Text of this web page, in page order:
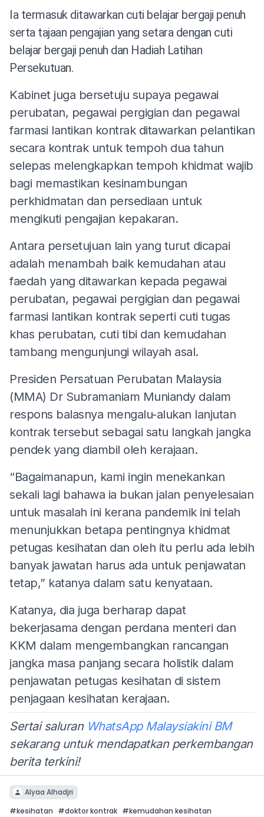
Ia termasuk ditawarkan cuti belajar bergaji penuh
serta tajaan pengajian yang setara dengan cuti
belajar bergaji penuh dan Hadiah Latihan
Persekutuan.
Kabinet juga bersetuju supaya pegawai
perubatan, pegawai pergigian dan pegawai
farmasi lantikan kontrak ditawarkan pelantikan
secara kontrak untuk tempoh dua tahun
selepas melengkapkan tempoh khidmat wajib
bagi memastikan kesinambungan
perkhidmatan dan persediaan untuk
mengikuti pengajian kepakaran.
Antara persetujuan lain yang turut dicapai
adalah menambah baik kemudahan atau
faedah yang ditawarkan kepada pegawai
perubatan, pegawai pergigian dan pegawai
farmasi lantikan kontrak seperti cuti tugas
khas perubatan, cuti tibi dan kemudahan
tambang mengunjungi wilayah asal.
Presiden Persatuan Perubatan Malaysia
(MMA) Dr Subramaniam Muniandy dalam
respons balasnya mengalu-alukan lanjutan
kontrak tersebut sebagai satu langkah jangka
pendek yang diambil oleh kerajaan.
“Bagaimanapun, kami ingin menekankan
sekali lagi bahawa ia bukan jalan penyelesaian
untuk masalah ini kerana pandemik ini telah
menunjukkan betapa pentingnya khidmat
petugas kesihatan dan oleh itu perlu ada lebih
banyak jawatan harus ada untuk penjawatan
tetap,” katanya dalam satu kenyataan.
Katanya, dia juga berharap dapat
bekerjasama dengan perdana menteri dan
KKM dalam mengembangkan rancangan
jangka masa panjang secara holistik dalam
penjawatan petugas kesihatan di sistem
penjagaan kesihatan kerajaan.
Sertai saluran WhatsApp Malaysiakini BM
sekarang untuk mendapatkan perkembangan
berita terkini!
Alyaa Alhadjri
#kesihatan #doktor kontrak #kemudahan kesihatan